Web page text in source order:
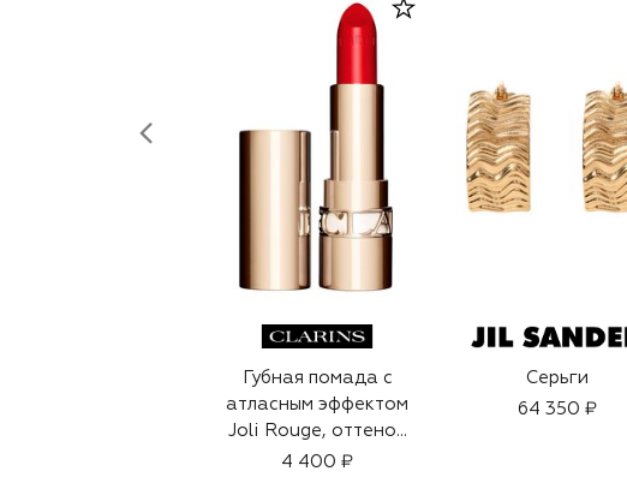
Губная помада с
атласным эффектом
Joli Rouge, оттенок
742 (3.5g)
4 400 ₽
Серьги
64 350 ₽